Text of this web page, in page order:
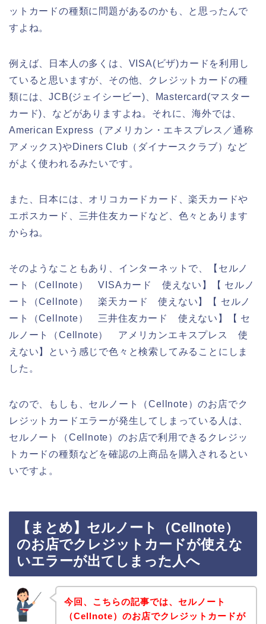
ットカードの種類に問題があるのかも、と思ったんで
すよね。
例えば、日本人の多くは、VISA(ビザ)カードを利用し
ていると思いますが、その他、クレジットカードの種
類には、JCB(ジェイシービー)、Mastercard(マスター
カード)、などがありますよね。それに、海外では、
American Express（アメリカン・エキスプレス／通称
アメックス)やDiners Club（ダイナースクラブ）など
がよく使われるみたいです。
また、日本には、オリコカードカード、楽天カードや
エポスカード、三井住友カードなど、色々とあります
からね。
そのようなこともあり、インターネットで、【セルノ
ート（Cellnote） VISAカード 使えない】【 セルノ
ート（Cellnote） 楽天カード 使えない】【 セルノ
ート（Cellnote） 三井住友カード 使えない】【 セ
ルノート（Cellnote） アメリカンエキスプレス 使
えない】という感じで色々と検索してみることにしま
した。
なので、もしも、セルノート（Cellnote）のお店でク
レジットカードエラーが発生してしまっている人は、
セルノート（Cellnote）のお店で利用できるクレジッ
トカードの種類などを確認の上商品を購入されるとい
いですよ。
【まとめ】セルノート（Cellnote）
のお店でクレジットカードが使えな
いエラーが出てしまった人へ
今回、こちらの記事では、セルノート
（Cellnote）のお店でクレジットカードが